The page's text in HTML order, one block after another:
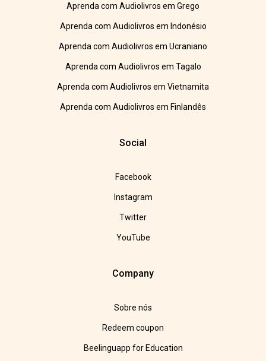
Aprenda com Audiolivros em Grego
Aprenda com Audiolivros em Indonésio
Aprenda com Audiolivros em Ucraniano
Aprenda com Audiolivros em Tagalo
Aprenda com Audiolivros em Vietnamita
Aprenda com Audiolivros em Finlandês
Social
Facebook
Instagram
Twitter
YouTube
Company
Sobre nós
Redeem coupon
Beelinguapp for Education